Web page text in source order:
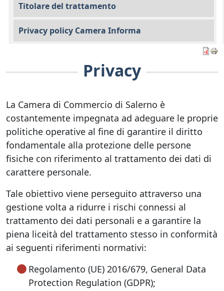
Privacy
La Camera di Commercio di Salerno è
costantemente impegnata ad adeguare le proprie
politiche operative al fine di garantire il diritto
fondamentale alla protezione delle persone
fisiche con riferimento al trattamento dei dati di
carattere personale.
Tale obiettivo viene perseguito attraverso una
gestione volta a ridurre i rischi connessi al
trattamento dei dati personali e a garantire la
piena liceità del trattamento stesso in conformità
ai seguenti riferimenti normativi:
Regolamento (UE) 2016/679, General Data
Protection Regulation (GDPR);
Titolare del trattamento
Privacy policy Camera Informa